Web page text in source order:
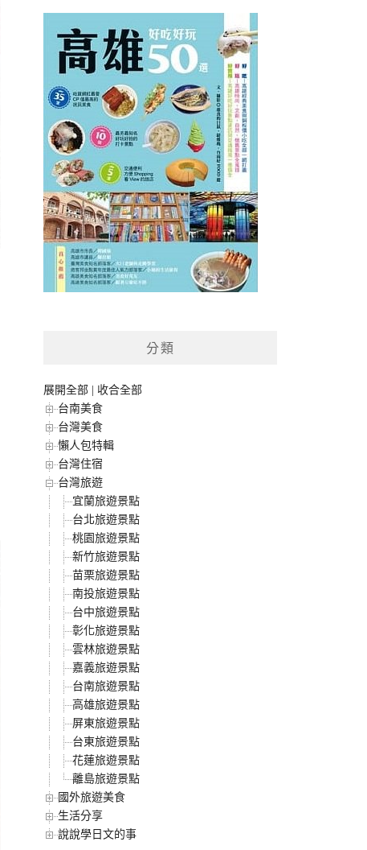
分類
展開全部
收合全部
台南美食
台灣美食
懶人包特輯
台灣住宿
台灣旅遊
宜蘭旅遊景點
台北旅遊景點
桃園旅遊景點
新竹旅遊景點
苗栗旅遊景點
南投旅遊景點
台中旅遊景點
彰化旅遊景點
雲林旅遊景點
嘉義旅遊景點
台南旅遊景點
高雄旅遊景點
屏東旅遊景點
台東旅遊景點
花蓮旅遊景點
離島旅遊景點
國外旅遊美食
生活分享
說說學日文的事